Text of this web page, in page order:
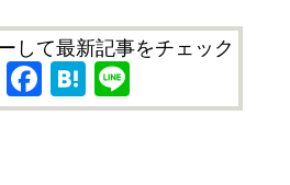
して最新記事をチェック
X Facebook
Hatena